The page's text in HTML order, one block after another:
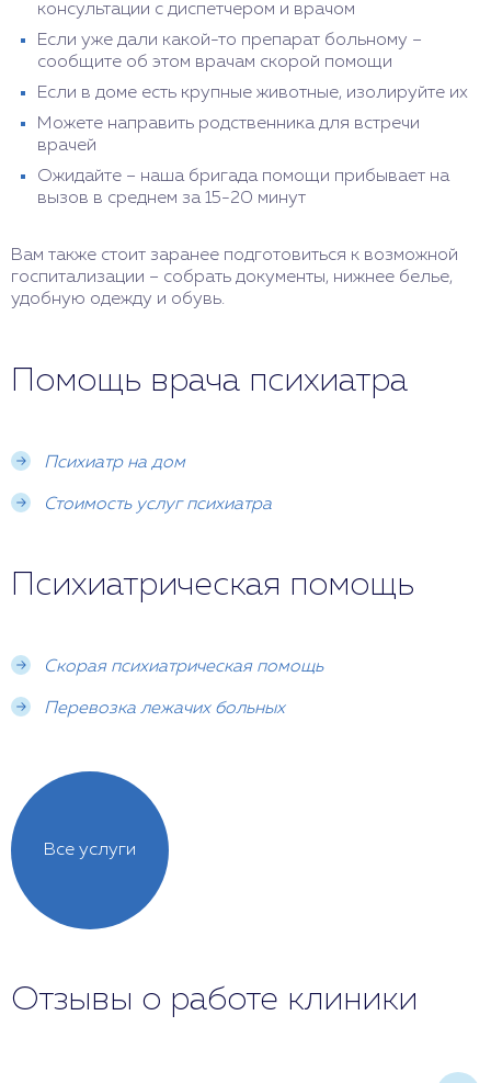
консультации с диспетчером и врачом
Если уже дали какой-то препарат больному –
сообщите об этом врачам скорой помощи
Если в доме есть крупные животные, изолируйте их
Можете направить родственника для встречи
врачей
Ожидайте – наша бригада помощи прибывает на
вызов в среднем за 15-20 минут
Вам также стоит заранее подготовиться к возможной
госпитализации – собрать документы, нижнее белье,
удобную одежду и обувь.
Помощь врача психиатра
Психиатр на дом
Стоимость услуг психиатра
Психиатрическая помощь
Скорая психиатрическая помощь
Перевозка лежачих больных
Все услуги
Отзывы о работе клиники